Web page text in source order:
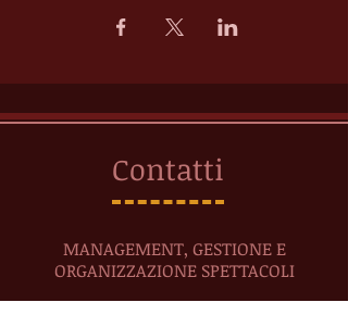
Contatti
MANAGEMENT, GESTIONE E
ORGANIZZAZIONE SPETTACOLI